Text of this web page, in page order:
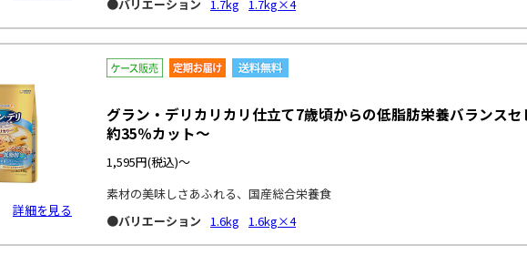
●バリエーション 1.7kg 1.7kg×4
詳細を見る
グラン・デリカリカリ仕立て7歳頃からの低脂肪栄養バランス
約35％カット～
1,595円(税込)～
素材の美味しさあふれる、国産総合栄養食
●バリエーション 1.6kg 1.6kg×4